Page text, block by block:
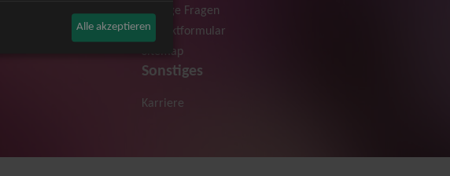
Häufige Fragen
Kontaktformular
Sitemap
Sonstiges
Karriere
Alle akzeptieren